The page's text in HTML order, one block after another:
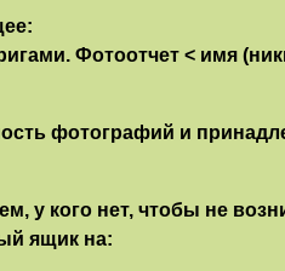
Фотоотчет < имя
фотографий и
у кого нет, чтобы не
ящик на: